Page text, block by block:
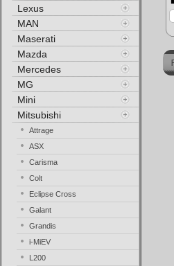
Lexus
MAN
Maserati
Mazda
Mercedes
MG
Mini
Mitsubishi
Attrage
ASX
Carisma
Colt
Eclipse Cross
Galant
Grandis
i-MiEV
L200